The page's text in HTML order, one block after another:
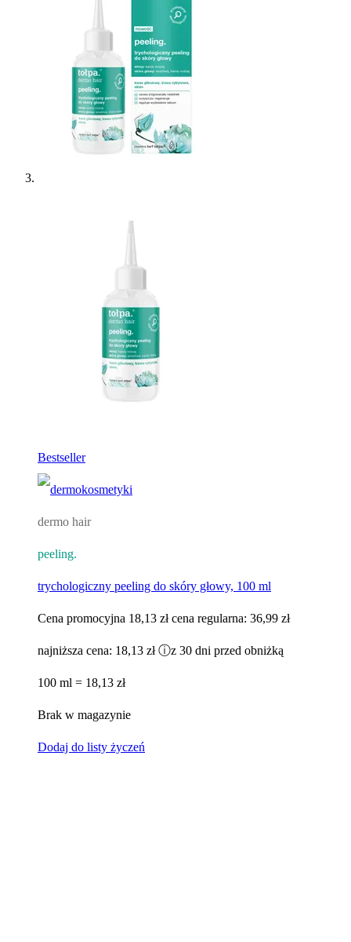
Bestseller
dermo hair
peeling.
trychologiczny peeling do skóry głowy, 100 ml
Cena promocyjna 18,13 zł cena regularna: 36,99 zł
najniższa cena: 18,13 zł ⓘz 30 dni przed obniżką
100 ml = 18,13 zł
Brak w magazynie
Dodaj do listy życzeń